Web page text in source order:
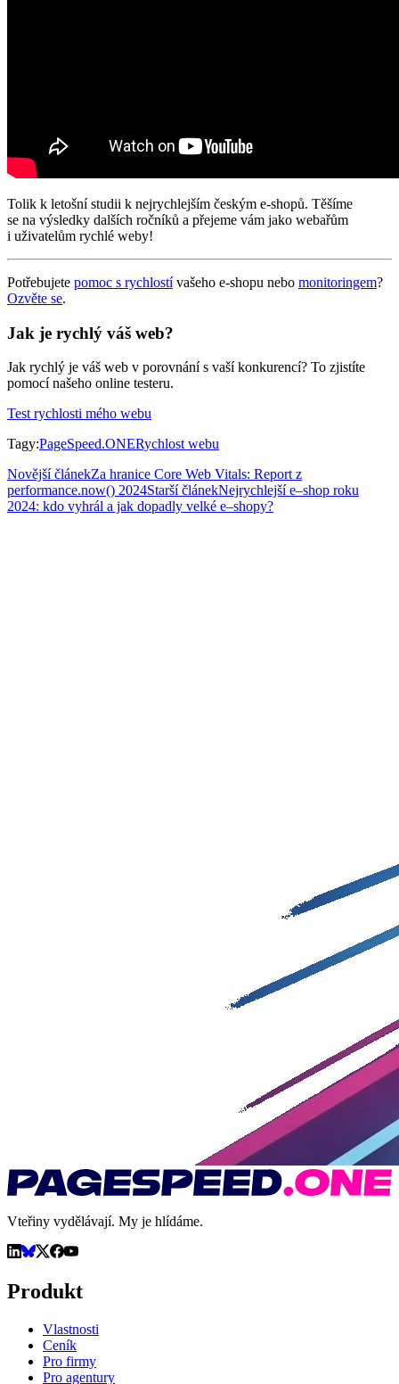
Tolik k letošní studii k nejrychlejším českým e-shopů. Těšíme
se na výsledky dalších ročníků a přejeme vám jako webařům
i uživatelům rychlé weby!
Potřebujete pomoc s rychlostívašeho e-shopu nebo monitoringem?
Ozvěte se.
Jak je rychlý váš web?
Jak rychlý je váš web v porovnání s vaší konkurencí? To zjistíte
pomocí našeho online testeru.
Test rychlosti mého webu
Tagy:PageSpeed.ONERychlost webu
Novější článekZa hranice Core Web Vitals: Report z
performance.now() 2024Starší článekNejrychlejší e–shop roku
2024: kdo vyhrál a jak dopadly velké e–shopy?
Vteřiny vydělávají. My je hlídáme.
Produkt
Vlastnosti
Ceník
Pro firmy
Pro agentury